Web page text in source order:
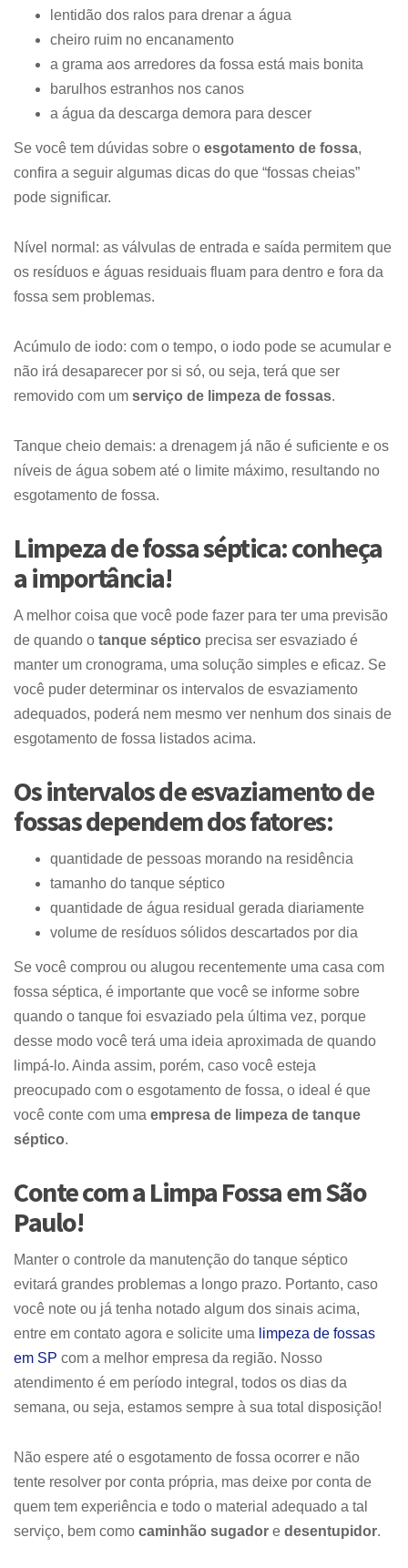
lentidão dos ralos para drenar a água
cheiro ruim no encanamento
a grama aos arredores da fossa está mais bonita
barulhos estranhos nos canos
a água da descarga demora para descer
Se você tem dúvidas sobre o esgotamento de fossa,
confira a seguir algumas dicas do que “fossas cheias”
pode significar.
Nível normal: as válvulas de entrada e saída permitem que
os resíduos e águas residuais fluam para dentro e fora da
fossa sem problemas.
Acúmulo de iodo: com o tempo, o iodo pode se acumular e
não irá desaparecer por si só, ou seja, terá que ser
removido com um serviço de limpeza de fossas.
Tanque cheio demais: a drenagem já não é suficiente e os
níveis de água sobem até o limite máximo, resultando no
esgotamento de fossa.
Limpeza de fossa séptica: conheça
a importância!
A melhor coisa que você pode fazer para ter uma previsão
de quando o tanque séptico precisa ser esvaziado é
manter um cronograma, uma solução simples e eficaz. Se
você puder determinar os intervalos de esvaziamento
adequados, poderá nem mesmo ver nenhum dos sinais de
esgotamento de fossa listados acima.
Os intervalos de esvaziamento de
fossas dependem dos fatores:
quantidade de pessoas morando na residência
tamanho do tanque séptico
quantidade de água residual gerada diariamente
volume de resíduos sólidos descartados por dia
Se você comprou ou alugou recentemente uma casa com
fossa séptica, é importante que você se informe sobre
quando o tanque foi esvaziado pela última vez, porque
desse modo você terá uma ideia aproximada de quando
limpá-lo. Ainda assim, porém, caso você esteja
preocupado com o esgotamento de fossa, o ideal é que
você conte com uma empresa de limpeza de tanque
séptico.
Conte com aLimpa Fossa em São
Paulo!
Manter o controle da manutenção do tanque séptico
evitará grandes problemas a longo prazo. Portanto, caso
você note ou já tenha notado algum dos sinais acima,
entre em contato agora e solicite uma limpeza de fossas
em SP com a melhor empresa da região. Nosso
atendimento é em período integral, todos os dias da
semana, ou seja, estamos sempre à sua total disposição!
Não espere até o esgotamento de fossa ocorrer e não
tente resolver por conta própria, mas deixe por conta de
quem tem experiência e todo o material adequado a tal
serviço, bem como caminhão sugador e desentupidor.